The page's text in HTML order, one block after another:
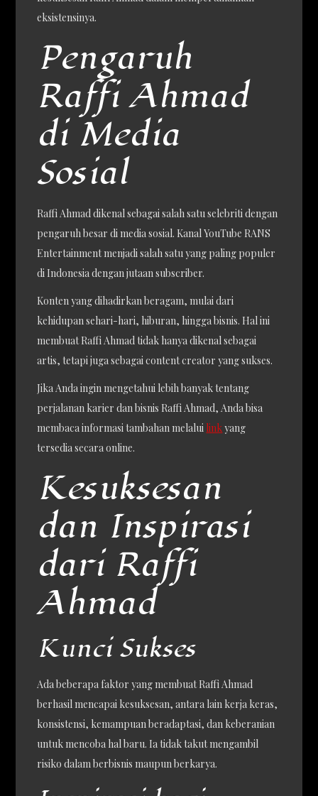
eksistensinya.
Pengaruh
Raffi Ahmad
di Media
Sosial
Raffi Ahmad dikenal sebagai salah satu selebriti dengan
pengaruh besar di media sosial. Kanal YouTube RANS
Entertainment menjadi salah satu yang paling populer
di Indonesia dengan jutaan subscriber.
Konten yang dihadirkan beragam, mulai dari
kehidupan sehari-hari, hiburan, hingga bisnis. Hal ini
membuat Raffi Ahmad tidak hanya dikenal sebagai
artis, tetapi juga sebagai content creator yang sukses.
Jika Anda ingin mengetahui lebih banyak tentang
perjalanan karier dan bisnis Raffi Ahmad, Anda bisa
membaca informasi tambahan melalui linkyang
tersedia secara online.
Kesuksesan
dan Inspirasi
dari Raffi
Ahmad
Kunci Sukses
Ada beberapa faktor yang membuat Raffi Ahmad
berhasil mencapai kesuksesan, antara lain kerja keras,
konsistensi, kemampuan beradaptasi, dan keberanian
untuk mencoba hal baru. Ia tidak takut mengambil
risiko dalam berbisnis maupun berkarya.